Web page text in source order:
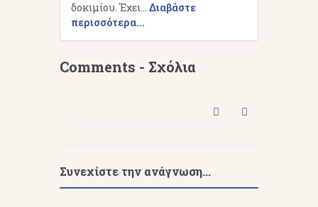
δοκιμίου. Έχει... Διαβάστε
περισσότερα...
Comments - Σχόλια
Συνεχίστε την ανάγνωση...